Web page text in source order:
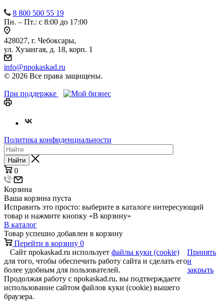
8 800 500 55 19
Пн. – Пт.: с 8:00 до 17:00
428027, г. Чебоксары,
ул. Хузангая, д. 18, корп. 1
info@npokaskad.ru
© 2026 Все права защищены.
При поддержке
Политика конфиденциальности
Найти
0
Корзина
Ваша корзина пуста
Исправить это просто: выберите в каталоге интересующий
товар и нажмите кнопку «В корзину»
В каталог
Товар успешно добавлен в корзину
Перейти в корзину 0
Сайт npokaskad.ru использует файлы куки (cookie)
для того, чтобы обеспечить работу сайта и сделать его
более удобным для пользователей.
Продолжая работу с npokaskad.ru, вы подтверждаете
использование сайтом файлов куки (cookie) вышего
браузера.
Принять
и
закрыть